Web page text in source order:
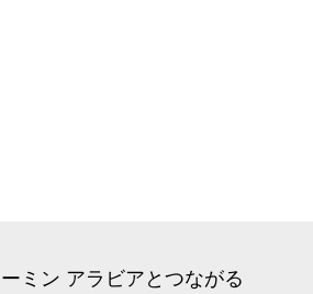
ミン アラビアとつながる